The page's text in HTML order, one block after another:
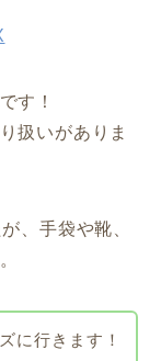
です！
扱いがありま
、手袋や靴、
に行きます！